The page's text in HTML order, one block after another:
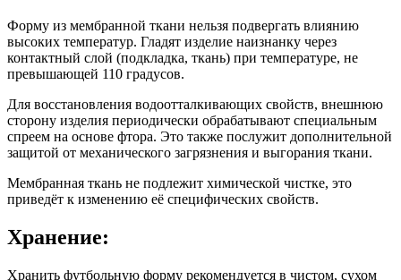
Форму из мембранной ткани нельзя подвергать влиянию
высоких температур. Гладят изделие наизнанку через
контактный слой (подкладка, ткань) при температуре, не
превышающей 110 градусов.
Для восстановления водоотталкивающих свойств, внешнюю
сторону изделия периодически обрабатывают специальным
спреем на основе фтора. Это также послужит дополнительной
защитой от механического загрязнения и выгорания ткани.
Мембранная ткань не подлежит химической чистке, это
приведёт к изменению её специфических свойств.
Хранение:
Хранить футбольную форму рекомендуется в чистом, сухом